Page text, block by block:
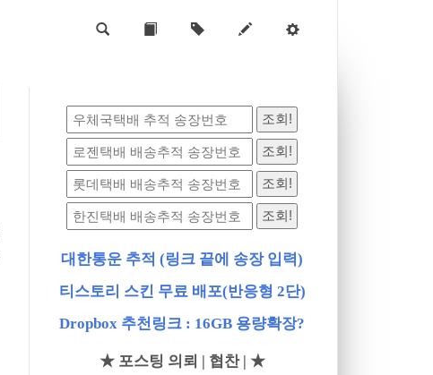
대한통운 추적 (링크 끝에 송장 입력)
티스토리 스킨 무료 배포(반응형 2단)
Dropbox 추천링크 : 16GB 용량확장?
★ 포스팅 의뢰 | 협찬 | ★